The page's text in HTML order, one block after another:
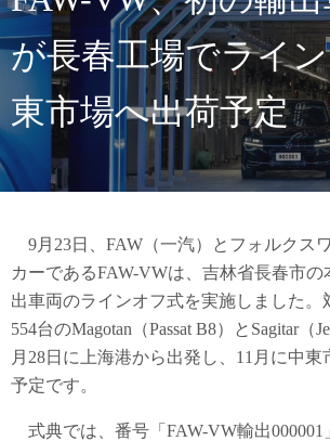
が長春工場でライ
東市場へ出荷予定
9月23日、FAW（一汽）とフォルクス
カーであるFAW-VWは、吉林省長春市の
出車両のラインオフ式を実施しました。
554台のMagotan（Passat B8）とSagitar（
月28日に上海港から出発し、11月に中東
予定です。
式典では、番号「FAW-VW輸出000001